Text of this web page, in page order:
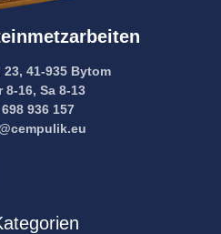
23, 41-935 Bytom
8-16, Sa 8-13
936 157